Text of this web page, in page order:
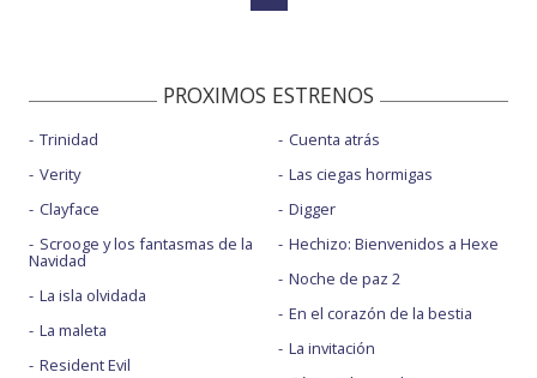
PROXIMOS ESTRENOS
Trinidad
Verity
Clayface
Scrooge y los fantasmas de la
Navidad
La isla olvidada
La maleta
Resident Evil
Cuenta atrás
Las ciegas hormigas
Digger
Hechizo: Bienvenidos a Hexe
Noche de paz 2
En el corazón de la bestia
La invitación